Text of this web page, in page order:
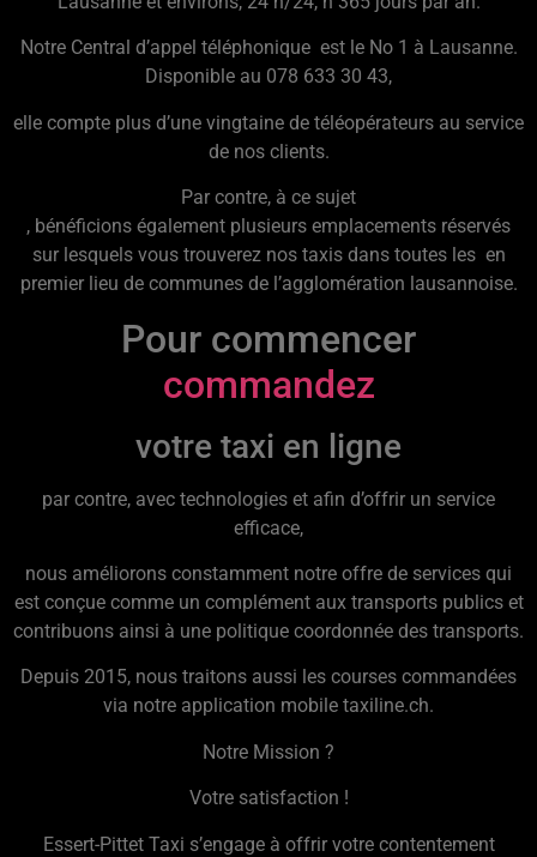
Notre Central d’appel téléphonique est le No 1 à Lausanne.
Disponible au 078 633 30 43,
elle compte plus d’une vingtaine de téléopérateurs au service
de nos clients.
Par contre, à ce sujet
, bénéficions également plusieurs emplacements réservés
sur lesquels vous trouverez nos taxis dans toutes les en
premier lieu de communes de l’agglomération lausannoise.
Pour commencer
commandez
votre taxi en ligne
par contre, avec technologies et afin d’offrir un service
efficace,
nous améliorons constamment notre offre de services qui
est conçue comme un complément aux transports publics et
contribuons ainsi à une politique coordonnée des transports.
Depuis 2015, nous traitons aussi les courses commandées
via notre application mobile taxiline.ch.
Notre Mission ?
Votre satisfaction !
Essert-Pittet Taxi s’engage à offrir votre contentement